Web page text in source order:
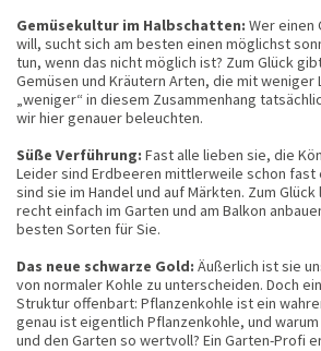
Gemüsekultur im Halbschatten: Wer einen
will, sucht sich am besten einen möglichst
tun, wenn das nicht möglich ist? Zum Glück
Gemüsen und Kräutern Arten, die mit weniger
„weniger“ in diesem Zusammenhang
wir hier genauer beleuchten.
Süße Verführung: Fast alle lieben sie, die
Leider sind Erdbeeren mittlerweile schon fast
sind sie im Handel und auf Märkten. Zum
recht einfach im Garten und am Balkon
besten Sorten für Sie.
Das neue schwarze Gold: Äußerlich ist sie
von normaler Kohle zu unterscheiden. Doch
Struktur offenbart: Pflanzenkohle ist ein
genau ist eigentlich Pflanzenkohle, und
und den Garten so wertvoll? Ein Garten-Profi